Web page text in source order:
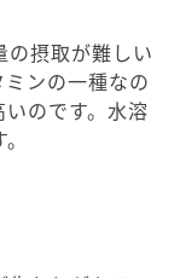
摂取が難しい
ンの一種なの
のです。水溶